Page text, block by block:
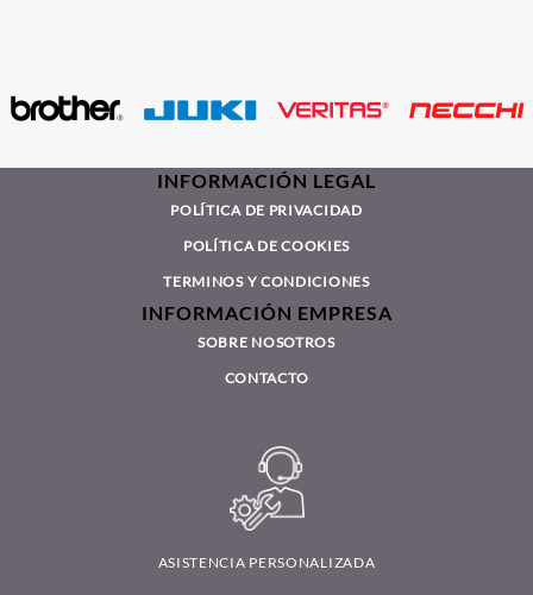
INFORMACIÓN LEGAL
POLÍTICA DE PRIVACIDAD
POLÍTICA DE COOKIES
TERMINOS Y CONDICIONES
INFORMACIÓN EMPRESA
SOBRE NOSOTROS
CONTACTO
ASISTENCIA PERSONALIZADA